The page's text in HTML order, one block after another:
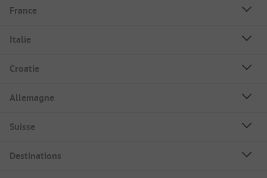
France
Italie
Croatie
Allemagne
Suisse
Destinations